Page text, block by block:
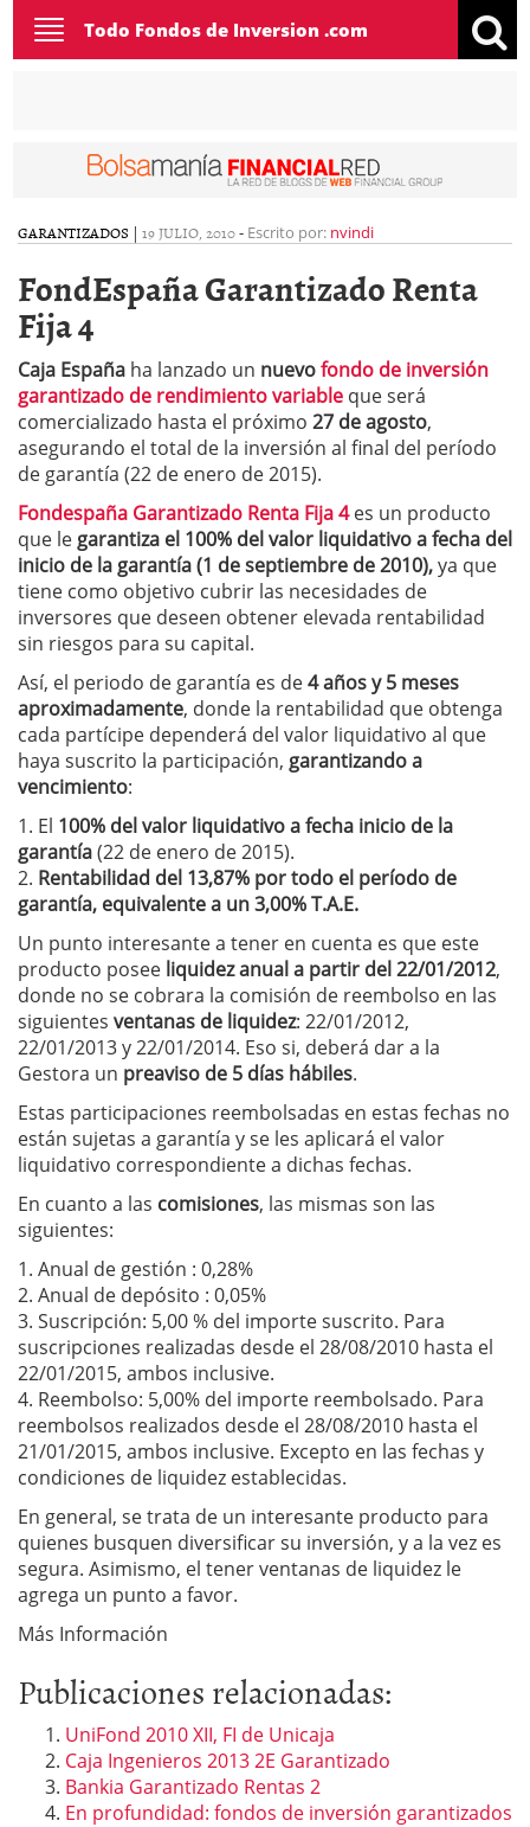
Toggle
navigation
Todo Fondos de Inversion .com
GARANTIZADOS | 19 JULIO, 2010- Escrito por: nvindi
FondEspaña Garantizado Renta
Fija 4
Caja España ha lanzado un nuevofondo de inversión
garantizado de rendimiento variable que será
comercializado hasta el próximo 27 de agosto,
asegurando el total de la inversión al final del período
de garantía (22 de enero de 2015).
Fondespaña Garantizado Renta Fija 4es un producto
que le garantiza el 100% del valor liquidativo a fecha del
inicio de la garantía (1 de septiembre de 2010),ya que
tiene como objetivo cubrir las necesidades de
inversores que deseen obtener elevada rentabilidad
sin riesgos para su capital.
Así, el periodo de garantía es de4 años y 5 meses
aproximadamente, donde la rentabilidad que obtenga
cada partícipe dependerá del valor liquidativo al que
haya suscrito la participación, garantizando a
vencimiento:
1. El 100% del valor liquidativo a fecha inicio de la
garantía(22 de enero de 2015).
2. Rentabilidad del 13,87% por todo el período de
garantía, equivalente a un 3,00% T.A.E.
Un punto interesante a tener en cuenta es que este
producto posee liquidez anual a partir del 22/01/2012,
donde no se cobrara la comisión de reembolso en las
siguientes ventanas de liquidez: 22/01/2012,
22/01/2013 y 22/01/2014. Eso si, deberá dar a la
Gestora un preaviso de 5 días hábiles.
Estas participaciones reembolsadas en estas fechas no
están sujetas a garantía y se les aplicará el valor
liquidativo correspondiente a dichas fechas.
En cuanto a las comisiones, las mismas son las
siguientes:
1. Anual de gestión : 0,28%
2. Anual de depósito : 0,05%
3. Suscripción: 5,00 % del importe suscrito. Para
suscripciones realizadas desde el 28/08/2010 hasta el
22/01/2015, ambos inclusive.
4. Reembolso: 5,00% del importe reembolsado. Para
reembolsos realizados desde el 28/08/2010 hasta el
21/01/2015, ambos inclusive. Excepto en las fechas y
condiciones de liquidez establecidas.
En general, se trata de un interesante producto para
quienes busquen diversificar su inversión, y a la vez es
segura. Asimismo, el tener ventanas de liquidez le
agrega un punto a favor.
Más Información
Publicaciones relacionadas:
UniFond 2010 XII, FI de Unicaja
Caja Ingenieros 2013 2E Garantizado
Bankia Garantizado Rentas 2
En profundidad: fondos de inversión garantizados